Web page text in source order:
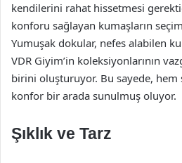
kendilerini rahat hissetmesi
konforu sağlayan kumaşların
Yumuşak dokular, nefes alabilen
VDR Giyim’in koleksiyonlarının
birini oluşturuyor. Bu sayede, hem
konfor bir arada sunulmuş oluyor.
Şıklık ve Tarz